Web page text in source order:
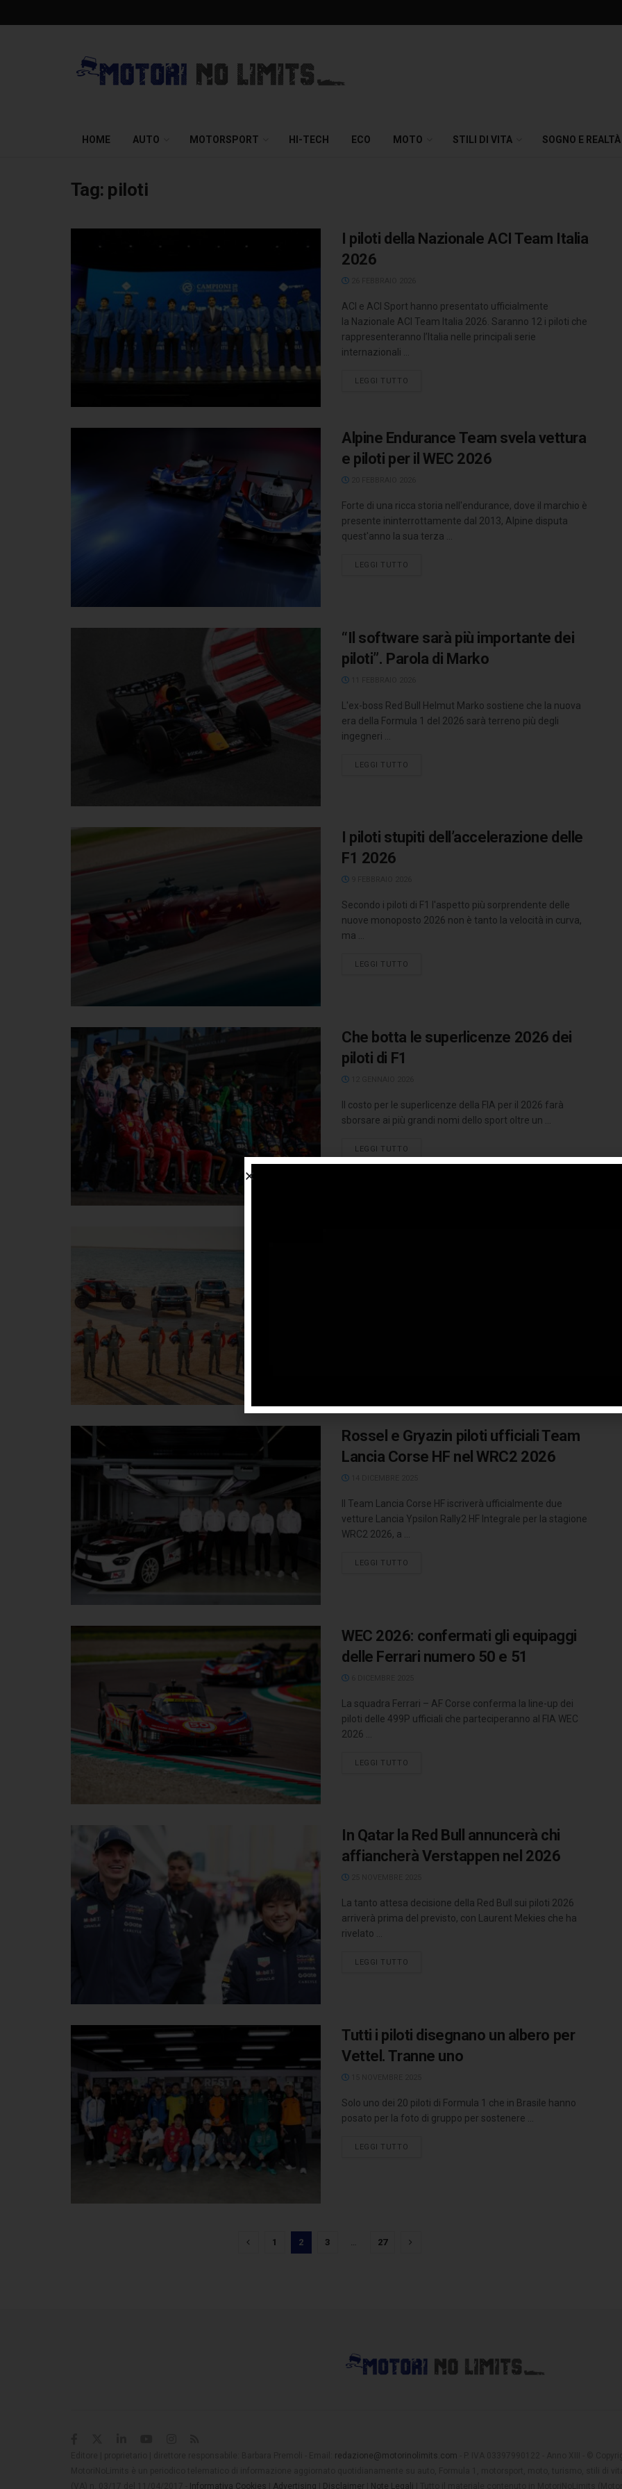
HOME AUTO MOTORSPORT HI-TECH ECO MOTO STILI DI VITA SOGNO E REALTÀ
Tag: piloti
I piloti della Nazionale ACI Team Italia
2026
ACI e ACI Sport hanno presentato ufficialmente
la Nazionale ACI Team Italia 2026. Saranno 12 i piloti che
rappresenteranno l’Italia nelle principali serie
internazionali ...
LEGGI TUTTO
Alpine Endurance Team svela vettura
e piloti per il WEC 2026
Forte di una ricca storia nell'endurance, dove il marchio è
presente ininterrottamente dal 2013, Alpine disputa
quest'anno la sua terza ...
LEGGI TUTTO
“Il software sarà più importante dei
piloti”. Parola di Marko
L'ex-boss Red Bull Helmut Marko sostiene che la nuova
era della Formula 1 del 2026 sarà terreno più degli
ingegneri ...
LEGGI TUTTO
I piloti stupiti dell’accelerazione delle
F1 2026
Secondo i piloti di F1 l'aspetto più sorprendente delle
nuove monoposto 2026 non è tanto la velocità in curva,
ma ...
LEGGI TUTTO
Che botta le superlicenze 2026 dei
piloti di F1
Il costo per le superlicenze della FIA per il 2026 farà
sborsare ai più grandi nomi dello sport oltre un ...
LEGGI TUTTO
Rossel e Gryazin piloti ufficiali Team
Lancia Corse HF nel WRC2 2026
Il Team Lancia Corse HF iscriverà ufficialmente due
vetture Lancia Ypsilon Rally2 HF Integrale per la stagione
WRC2 2026, a ...
LEGGI TUTTO
WEC 2026: confermati gli equipaggi
delle Ferrari numero 50 e 51
La squadra Ferrari – AF Corse conferma la line-up dei
piloti delle 499P ufficiali che parteciperanno al FIA WEC
2026 ...
LEGGI TUTTO
In Qatar la Red Bull annuncerà chi
affiancherà Verstappen nel 2026
La tanto attesa decisione della Red Bull sui piloti 2026
arriverà prima del previsto, con Laurent Mekies che ha
rivelato ...
LEGGI TUTTO
Tutti i piloti disegnano un albero per
Vettel. Tranne uno
Solo uno dei 20 piloti di Formula 1 che in Brasile hanno
posato per la foto di gruppo per sostenere ...
LEGGI TUTTO
1 2 3 27
redazione@motorinolimits.com
Informativa Cookies Advertising Disclaimer Note Legali